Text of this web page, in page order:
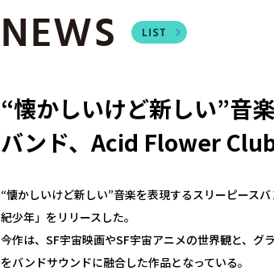
NEWS
“懐かしいけど新しい”音
バンド、Acid Flower
“懐かしいけど新しい”音楽を表現するスリーピース
紀少年」をリリースした。
今作は、SF宇宙映画やSF宇宙アニメの世界観と、グ
をバンドサウンドに融合した作品となっている。